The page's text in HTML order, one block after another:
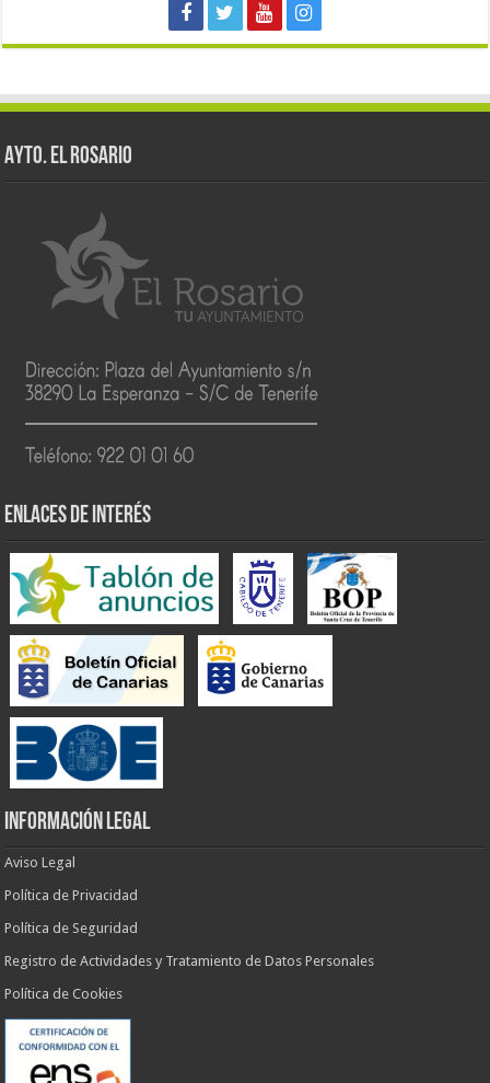
AYTO. EL ROSARIO
ENLACES DE INTERÉS
INFORMACIÓN LEGAL
Aviso Legal
Política de Privacidad
Política de Seguridad
Registro de Actividades y Tratamiento de Datos Personales
Política de Cookies